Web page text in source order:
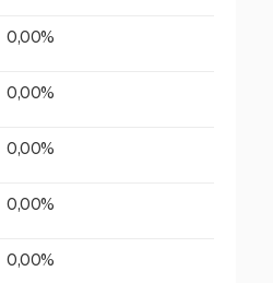
0,00%
0,00%
0,00%
0,00%
0,00%